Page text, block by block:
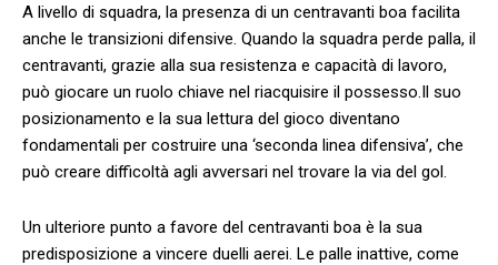
A livello di squadra, la presenza⁢ di‌ un centravanti boa facilita ​
anche ⁤le transizioni‌ difensive. Quando la squadra ⁤perde ⁣palla, il
centravanti, grazie alla sua resistenza e capacità di⁣ lavoro,
può giocare un ruolo ‍chiave‍ nel riacquisire il possesso.Il suo
posizionamento e la sua lettura del gioco⁤ diventano‍
fondamentali per costruire una‌ ‘seconda linea difensiva’, che
⁣può creare difficoltà agli avversari nel ⁤trovare la via del gol.
Un ⁢ulteriore⁢ punto a favore⁤ del ⁢centravanti boa è la sua
predisposizione a vincere‌ duelli aerei. Le ​palle inattive,⁣ come